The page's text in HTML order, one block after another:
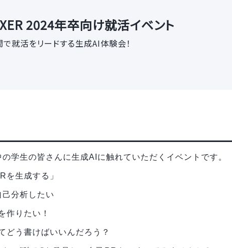
2024年卒向け就活イベント
で就活をリードする生成AI体験会！
学生の皆さんに生成AIに触れていただくイベントです。
を生成する」
己分析したい
作りたい！
どう書けばいいんだろう？